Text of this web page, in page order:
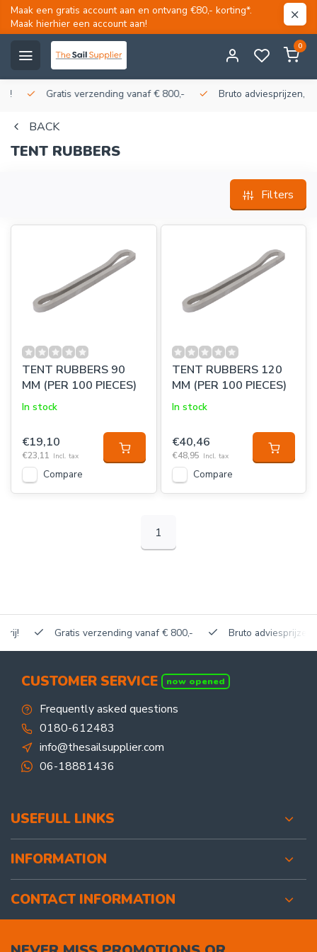
Maak een gratis account aan en ontvang €80,- korting*.
Maak hierhier een account aan!
0
Gratis verzending vanaf € 800,- Bruto adviesprijzen,
BACK
TENT RUBBERS
Filters
TENT RUBBERS 90
MM (PER 100 PIECES)
In stock
€19,10
€23,11 Incl. tax
Compare
TENT RUBBERS 120
MM (PER 100 PIECES)
In stock
€40,46
€48,95 Incl. tax
Compare
1
Gratis verzending vanaf € 800,- Bruto adviesprijzen,
CUSTOMER SERVICE now opened
Frequently asked questions
0180-612483
info@thesailsupplier.com
06-18881436
USEFULL LINKS
INFORMATION
CONTACT INFORMATION